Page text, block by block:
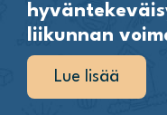
liikunnan
Lue lisää